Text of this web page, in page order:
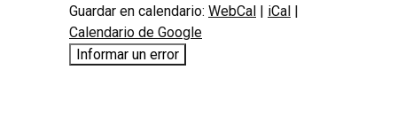
Guardar en calendario: WebCal | iCal |
Calendario de Google
Informar un error